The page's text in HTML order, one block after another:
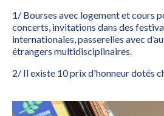
1/ Bourses avec logement et cours
concerts, invitations dans des
internationales, passerelles avec
étrangers multidisciplinaires.
2/ Il existe 10 prix d'honneur dotés